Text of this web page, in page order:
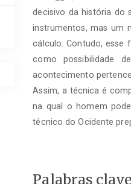
decisivo da história do
instrumentos, mas um
cálculo. Contudo, esse
como possibilidade
acontecimento
Assim, a técnica é
na qual o homem
técnico do Ocidente
Palabras clave